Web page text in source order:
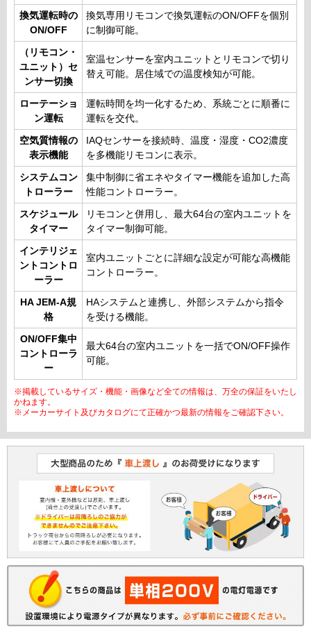
換気運転時の
ON/OFF
換気専用リモコンで換気運転のON/OFFを個別
に制御可能。
（リモコン・
ユニット）セ
ンサー切換
室温センサーを室内ユニットとリモコンで切り
替え可能。居住域での温度検知が可能。
ローテーショ
ン運転
運転時間を均一化するため、系統ごとに順番に
運転を交代。
空気質情報の
表示機能
IAQセンサーを接続時、温度・湿度・CO2濃度
を多機能リモコンに表示。
システムコン
トローラー
集中制御に省エネやタイマー機能を追加した高
性能コントローラー。
スケジュール
タイマー
リモコンと併用し、最大64台の室内ユニットを
タイマー制御可能。
インテリジェ
ントコントロ
ーラー
室内ユニットごとに詳細な設定が可能な高機能
コントローラー。
HA JEM-A規
格
HAシステムと連携し、外部システムから指令
を受ける機能。
ON/OFF集中
コントローラ
ー
最大64台の室内ユニットを一括でON/OFF操作
可能。
※掲載しているサイズ・機能・画像など全ての情報は、万全の保証をいたし
かねます。
※メーカーサイト及びカタログにて正確かつ最新の情報をご確認下さい。